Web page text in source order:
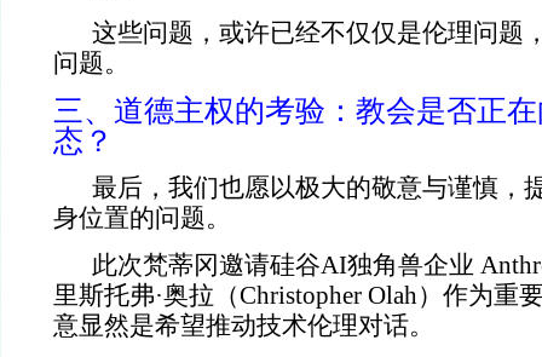
这些问题，或许已经不仅仅是伦理问题
问题。
三、道德主权的考验：教会是否正
态？
最后，我们也愿以极大的敬意与谨慎，
身位置的问题。
此次梵蒂冈邀请硅谷AI独角兽企业
里斯托弗·奥拉（Christopher Olah）作为重
意显然是希望推动技术伦理对话。